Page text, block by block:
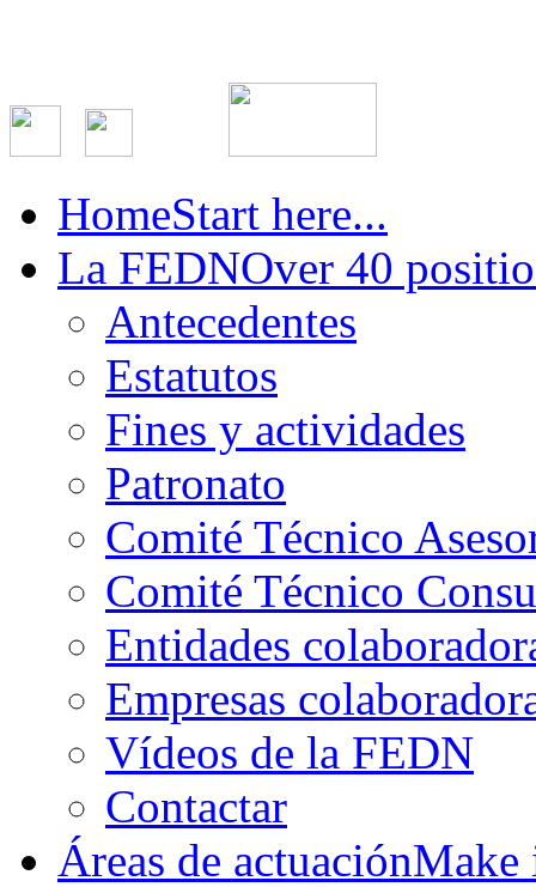
HomeStart here...
La FEDNOver 40
Antecedentes
Estatutos
Fines y actividades
Patronato
Comité Técnico
Comité Técnico
Entidades
Empresas
Vídeos de la FEDN
Contactar
Áreas de actuación